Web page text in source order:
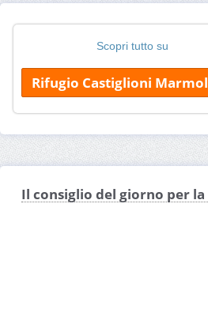
Scopri tutto su
Rifugio Castiglioni
Il consiglio del giorno per